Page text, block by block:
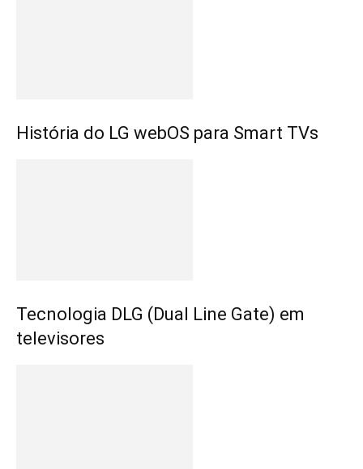
História do LG webOS para Smart TVs
Tecnologia DLG (Dual Line Gate) em
televisores